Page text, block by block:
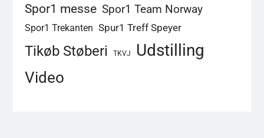
Spor1 messe Spor1 Team Norway
Spor1 Trekanten Spur1 Treff Speyer
Tikøb Støberi TKVJ Udstilling
Video